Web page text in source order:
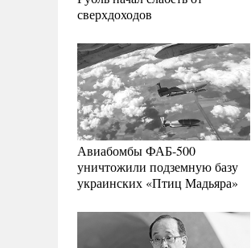
сверхдоходов
Авиабомбы ФАБ-500
уничтожили подземную базу
украинских «Птиц Мадьяра»